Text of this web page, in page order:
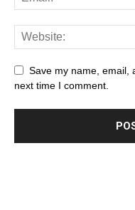
Save my name, email,
next time I comment.